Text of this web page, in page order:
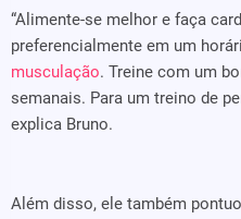
“Alimente-se melhor e faça
preferencialmente em um
musculação. Treine com um
semanais. Para um treino de
explica Bruno.
Além disso, ele também